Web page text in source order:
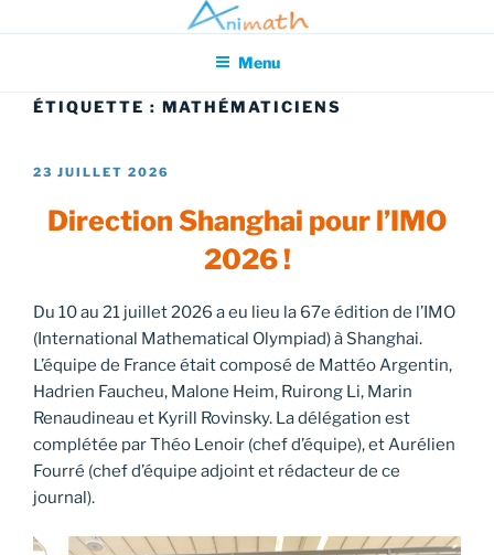
au
principal
Association pour l'Animation en Mathématiques
Menu
ÉTIQUETTE : MATHÉMATICIENS
PUBLIÉ
23 JUILLET 2026
Direction Shanghai pour l’IMO
2026 !
Du 10 au 21 juillet 2026 a eu lieu la 67e édition de l’IMO
(International Mathematical Olympiad) à Shanghai.
L’équipe de France était composé de Mattéo Argentin,
Hadrien Faucheu, Malone Heim, Ruirong Li, Marin
Renaudineau et Kyrill Rovinsky. La délégation est
complétée par Théo Lenoir (chef d’équipe), et Aurélien
Fourré (chef d’équipe adjoint et rédacteur de ce
journal).